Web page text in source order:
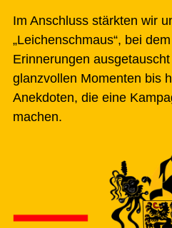
Im Anschluss stärkten wir
„Leichenschmaus“, bei
Erinnerungen
glanzvollen Momenten bis
Anekdoten, die eine
machen.